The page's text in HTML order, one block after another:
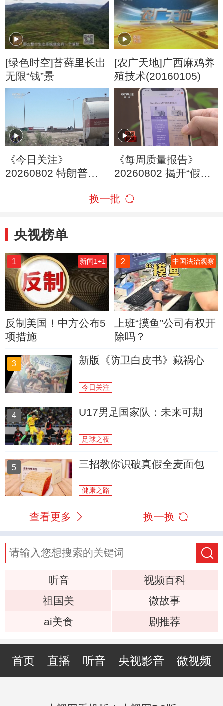
[绿色时空]苔藓里长出
无限“钱”景
[农广天地]广西麻鸡养
殖技术(20160105)
《今日关注》
20260802 特朗普叫
朗称摧毁美军F-35战
《每周质量报告》
20260802 揭开“假洋
换一批
央视榜单
1 新闻1+1
反制美国！中方公布5
项措施
2 中国法治观察
上班“摸鱼”公司有权开
除吗？
3 新版《防卫白皮书》藏祸心
今日关注
4 U17男足国家队：未来可期
足球之夜
5 三招教你识破真假全麦面包
健康之路
查看更多 换一换
听音
视频百科
祖国美
微故事
ai美食
剧推荐
首页 直播 听音 央视影音 微视频